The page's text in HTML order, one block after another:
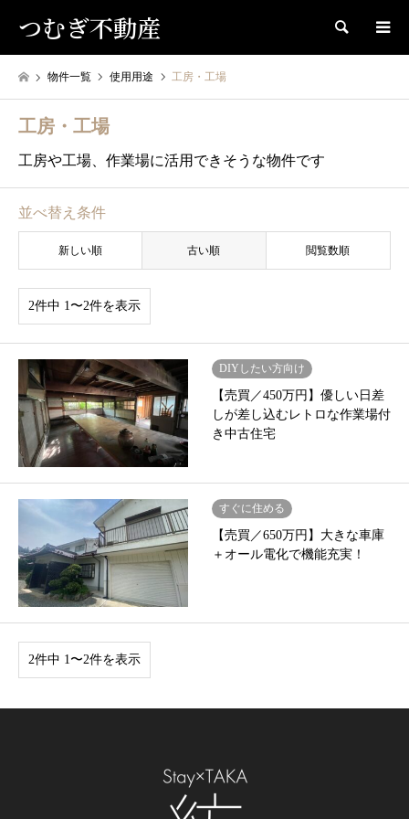
つむぎ不動産 検索
物件一覧 使用用途 工房・工場
工房・工場
工房や工場、作業場に活用できそうな物件です
並べ替え条件
新しい順 古い順 閲覧数順
2件中 1〜2件を表示
DIYしたい方向け
【売買／450万円】優しい日差
しが差し込むレトロな作業場付
き中古住宅
すぐに住める
【売買／650万円】大きな車庫
＋オール電化で機能充実！
2件中 1〜2件を表示